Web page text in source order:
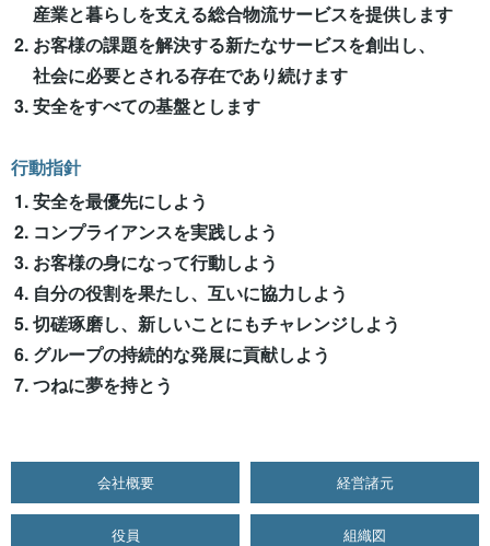
産業と暮らしを支える総合物流サービスを提供します
お客様の課題を解決する新たなサービスを創出し、
社会に必要とされる存在であり続けます
安全をすべての基盤とします
行動指針
安全を最優先にしよう
コンプライアンスを実践しよう
お客様の身になって行動しよう
自分の役割を果たし、互いに協力しよう
切磋琢磨し、新しいことにもチャレンジしよう
グループの持続的な発展に貢献しよう
つねに夢を持とう
会社概要 経営諸元
役員 組織図